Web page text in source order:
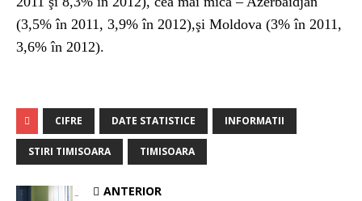
(3,5% în 2011, 3,9% în 2012),şi Moldova (3% în 2011,
3,6% în 2012).
CIFRE DATE STATISTICE INFORMATII
STIRI TIMISOARA TIMISOARA
ANTERIOR